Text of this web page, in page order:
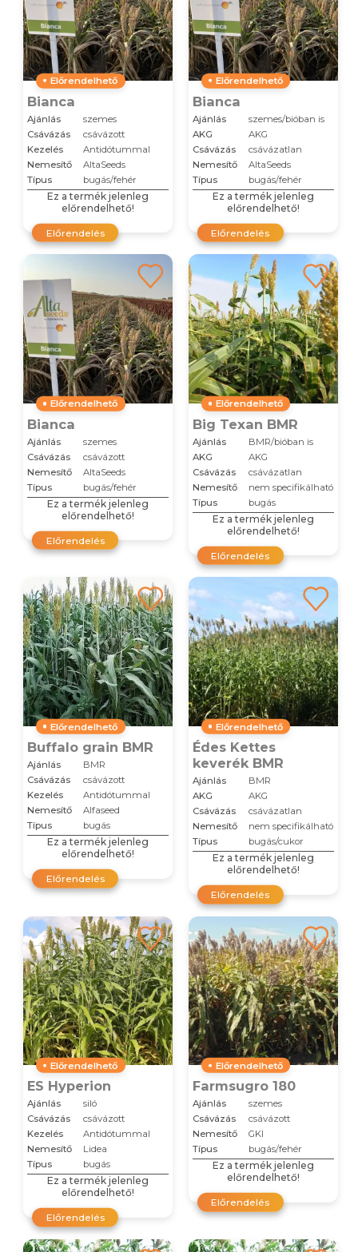
Előrendelhető
Bianca
Ajánlás
szemes
Csávázás
csávázott
Kezelés
Antidótummal
Nemesítő
AltaSeeds
Típus
bugás/fehér
Ez a termék jelenleg
előrendelhető!
Előrendelés
Előrendelhető
Bianca
Ajánlás
szemes/bióban is
AKG
AKG
Csávázás
csávázatlan
Nemesítő
AltaSeeds
Típus
bugás/fehér
Ez a termék jelenleg
előrendelhető!
Előrendelés
Előrendelhető
Bianca
Ajánlás
szemes
Csávázás
csávázott
Nemesítő
AltaSeeds
Típus
bugás/fehér
Ez a termék jelenleg
előrendelhető!
Előrendelés
Előrendelhető
Big Texan BMR
Ajánlás
BMR/bióban is
AKG
AKG
Csávázás
csávázatlan
Nemesítő
nem specifikálható
Típus
bugás
Ez a termék jelenleg
előrendelhető!
Előrendelés
Előrendelhető
Buffalo grain BMR
Ajánlás
BMR
Csávázás
csávázott
Kezelés
Antidótummal
Nemesítő
Alfaseed
Típus
bugás
Ez a termék jelenleg
előrendelhető!
Előrendelés
Előrendelhető
Édes Kettes
keverék BMR
Ajánlás
BMR
AKG
AKG
Csávázás
csávázatlan
Nemesítő
nem specifikálható
Típus
bugás/cukor
Ez a termék jelenleg
előrendelhető!
Előrendelés
Előrendelhető
ES Hyperion
Ajánlás
siló
Csávázás
csávázott
Kezelés
Antidótummal
Nemesítő
Lidea
Típus
bugás
Ez a termék jelenleg
előrendelhető!
Előrendelés
Előrendelhető
Farmsugro 180
Ajánlás
szemes
Csávázás
csávázott
Nemesítő
GKI
Típus
bugás/fehér
Ez a termék jelenleg
előrendelhető!
Előrendelés